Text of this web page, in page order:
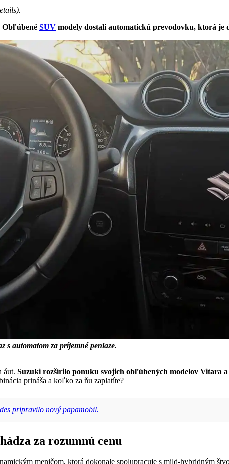
).
Obľúbené SUV modely dostali automatickú prevodovku, ktorá je
s automatom za príjemné peniaze.
áut. Suzuki rozšírilo ponuku svojich obľúbených modelov Vitara
prináša a koľko za ňu zaplatíte?
pripravilo nový papamobil.
za rozumnú cenu
meničom, ktorá dokonale spolupracuje s mild-hybridným